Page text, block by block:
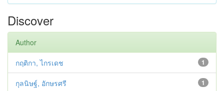
Discover
Author
1
กฤติกา, ไกรเดช
1
กุลนิษฐ์, อักษรศรี